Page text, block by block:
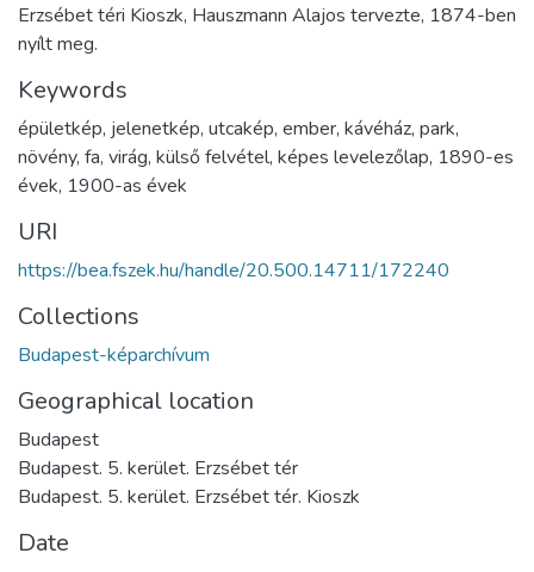
Erzsébet téri Kioszk, Hauszmann Alajos tervezte, 1874-ben
nyílt meg.
Keywords
épületkép, jelenetkép, utcakép, ember, kávéház, park,
növény, fa, virág, külső felvétel, képes levelezőlap, 1890-es
évek, 1900-as évek
URI
https://bea.fszek.hu/handle/20.500.14711/172240
Collections
Budapest-képarchívum
Geographical location
Budapest
Budapest. 5. kerület. Erzsébet tér
Budapest. 5. kerület. Erzsébet tér. Kioszk
Date